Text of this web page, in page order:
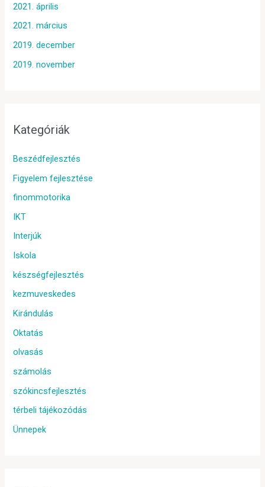
2021. április
2021. március
2019. december
2019. november
Kategóriák
Beszédfejlesztés
Figyelem fejlesztése
finommotorika
IKT
Interjúk
Iskola
készségfejlesztés
kezmuveskedes
Kirándulás
Oktatás
olvasás
számolás
szókincsfejlesztés
térbeli tájékozódás
Ünnepek